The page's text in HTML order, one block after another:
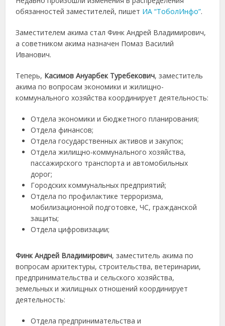
обязанностей заместителей, пишет ИА “ТоболИнфо”.
Заместителем акима стал Финк Андрей Владимирович,
а советником акима назначен Помаз Василий
Иванович.
Теперь, Касимов Ануарбек Туребекович, заместитель
акима по вопросам экономики и жилищно-
коммунального хозяйства координирует деятельность:
Отдела экономики и бюджетного планирования;
Отдела финансов;
Отдела государственных активов и закупок;
Отдела жилищно-коммунального хозяйства,
пассажирского транспорта и автомобильных
дорог;
Городских коммунальных предприятий;
Отдела по профилактике терроризма,
мобилизационной подготовке, ЧС, гражданской
защиты;
Отдела цифровизации;
Финк Андрей Владимирович, заместитель акима по
вопросам архитектуры, строительства, ветеринарии,
предпринимательства и сельского хозяйства,
земельных и жилищных отношений координирует
деятельность:
Отдела предпринимательства и